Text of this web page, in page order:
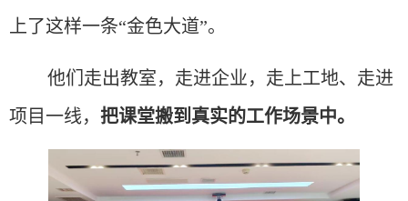
上了这样一条“金色大道”。
他们 走出教室，走进企业，走上工地、走进
项目一线， 把课堂搬到真实的工作场景中。